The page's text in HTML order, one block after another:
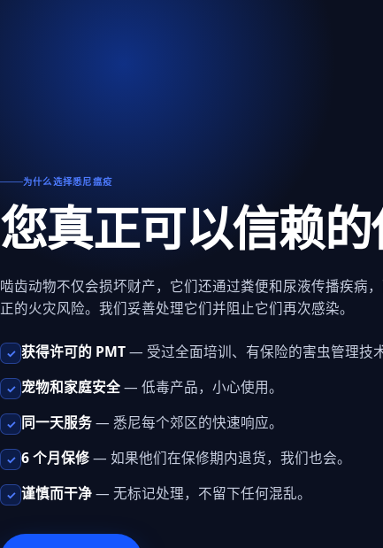
为什么选择悉尼瘟疫
您真正可以信赖
啮齿动物不仅会损坏财产，它们还通过粪便和尿液传播疾病
正的火灾风险。我们妥善处理它们并阻止它们再次感染。
✓ 获得许可的 PMT— 受过全面培训、有保险的害虫管理技
✓ 宠物和家庭安全— 低毒产品，小心使用。
✓ 同一天服务— 悉尼每个郊区的快速响应。
✓ 6 个月保修— 如果他们在保修期内退货，我们也会。
✓ 谨慎而干净— 无标记处理，不留下任何混乱。